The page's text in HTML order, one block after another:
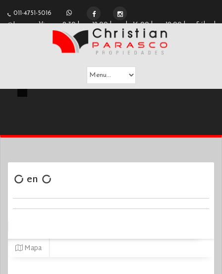
011-4751-5016
Lunes a Viernes 9:30 hs a 12:00 hs y de 16:00 hs a 19:00 hs -